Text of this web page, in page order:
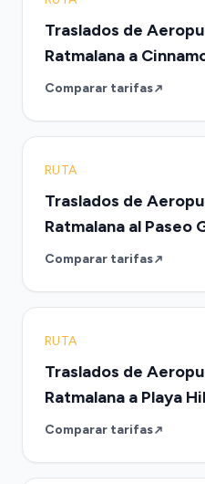
Traslados de
Ratmalana a
Comparar tarifas
RUTA
Traslados de
Ratmalana al Paseo
Comparar tarifas
RUTA
Traslados de
Ratmalana a Playa
Comparar tarifas